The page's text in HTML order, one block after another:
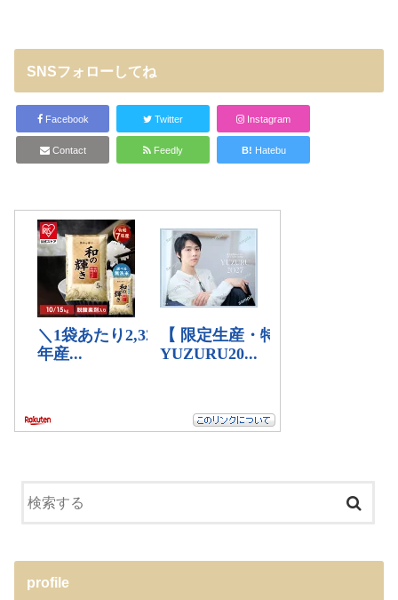
SNSフォローしてね
Facebook Twitter Instagram
Contact Feedly B! Hatebu
profile